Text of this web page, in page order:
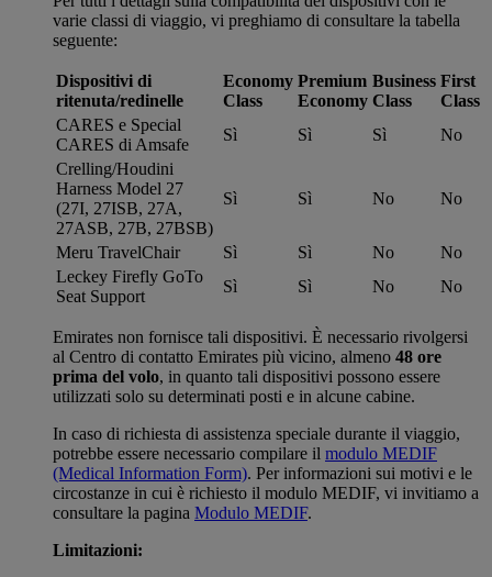
varie classi di viaggio, vi preghiamo di consultare la tabella
seguente:
Dispositivi di
ritenuta/redinelle
Economy
Class
Premium
Economy
Business
Class
First
Class
CARES e Special
CARES di Amsafe
Sì Sì Sì
No
Crelling/Houdini
Harness Model 27
(27I, 27ISB, 27A,
27ASB, 27B, 27BSB)
Sì Sì No No
Meru TravelChair Sì Sì No
No
Leckey Firefly GoTo
Seat Support
Sì Sì No No
Emirates non fornisce tali dispositivi. È necessario rivolgersi
al Centro di contatto Emirates più vicino, almeno 48 ore
prima del volo, in quanto tali dispositivi possono essere
utilizzati solo su determinati posti e in alcune cabine.
In caso di richiesta di assistenza speciale durante il viaggio,
potrebbe essere necessario compilare il modulo MEDIF
(Medical Information Form). Per informazioni sui motivi e le
circostanze in cui è richiesto il modulo MEDIF, vi invitiamo a
consultare la pagina Modulo MEDIF.
Limitazioni: